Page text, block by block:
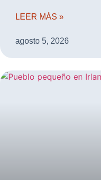
LEER MÁS »
agosto 5, 2026